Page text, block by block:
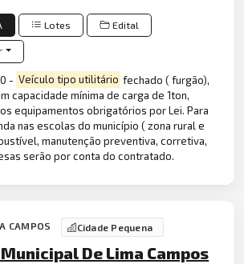
Lotes Edital
- Veículo tipo utilitário fechado ( furgão),
capacidade mínima de carga de 1ton,
equipamentos obrigatórios por Lei. Para
nas escolas do município ( zona rural e
manutenção preventiva, corretiva,
serão por conta do contratado.
CAMPOS Cidade Pequena
De Lima Campos